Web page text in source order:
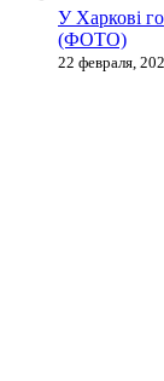
У Харкові
(ФОТО)
22 февраля,